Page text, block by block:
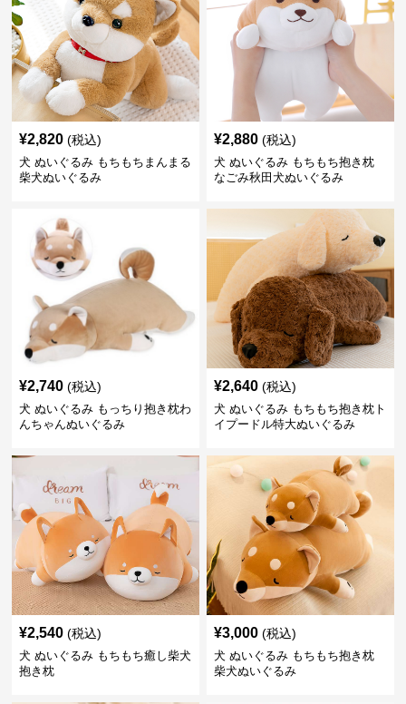
¥2,820 (税込)
犬 ぬいぐるみ もちもちまんまる
柴犬ぬいぐるみ
¥2,880 (税込)
犬 ぬいぐるみ もちもち抱き枕
なごみ秋田犬ぬいぐるみ
¥2,740 (税込)
犬 ぬいぐるみ もっちり抱き枕わ
んちゃんぬいぐるみ
¥2,640 (税込)
犬 ぬいぐるみ もちもち抱き枕ト
イプードル特大ぬいぐるみ
¥2,540 (税込)
犬 ぬいぐるみ もちもち癒し柴犬
抱き枕
¥3,000 (税込)
犬 ぬいぐるみ もちもち抱き枕
柴犬ぬいぐるみ